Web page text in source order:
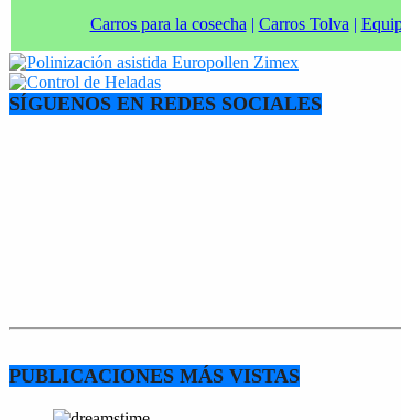
Carros para la cosecha | Carros Tolva |
SÍGUENOS EN REDES SOCIALES
PUBLICACIONES MÁS VISTAS